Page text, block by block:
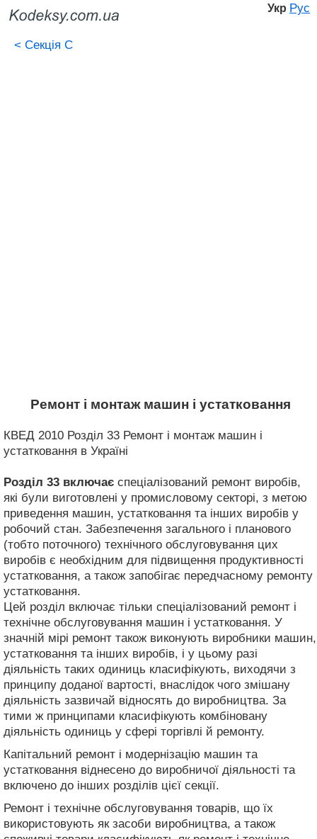
Укр Рус
< Секція C
Ремонт і монтаж машин і устатковання
КВЕД 2010 Розділ 33 Ремонт і монтаж машин і
устатковання в Україні
Розділ 33 включає спеціалізований ремонт виробів,
які були виготовлені у промисловому секторі, з метою
приведення машин, устатковання та інших виробів у
робочий стан. Забезпечення загального і планового
(тобто поточного) технічного обслуговування цих
виробів є необхідним для підвищення продуктивності
устатковання, а також запобігає передчасному ремонту
устатковання.
Цей розділ включає тільки спеціалізований ремонт і
технічне обслуговування машин і устатковання. У
значній мірі ремонт також виконують виробники машин,
устатковання та інших виробів, і у цьому разі
діяльність таких одиниць класифікують, виходячи з
принципу доданої вартості, внаслідок чого змішану
діяльність зазвичай відносять до виробництва. За
тими ж принципами класифікують комбіновану
діяльність одиниць у сфері торгівлі й ремонту.
Капітальний ремонт і модернізацію машин та
устатковання віднесено до виробничої діяльності та
включено до інших розділів цієї секції.
Ремонт і технічне обслуговування товарів, що їх
використовують як засоби виробництва, а також